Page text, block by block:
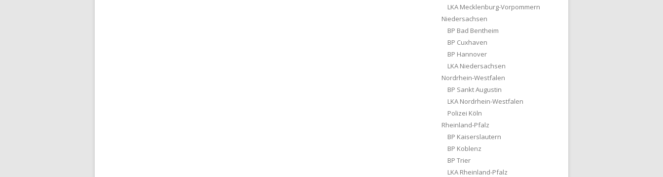
LKA Mecklenburg-Vorpommern
Niedersachsen
BP Bad Bentheim
BP Cuxhaven
BP Hannover
LKA Niedersachsen
Nordrhein-Westfalen
BP Sankt Augustin
LKA Nordrhein-Westfalen
Polizei Köln
Rheinland-Pfalz
BP Kaiserslautern
BP Koblenz
BP Trier
LKA Rheinland-Pfalz